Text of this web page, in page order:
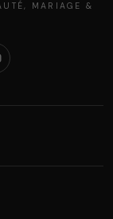
MARIAGE &